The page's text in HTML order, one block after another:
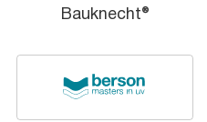
Bauknecht®